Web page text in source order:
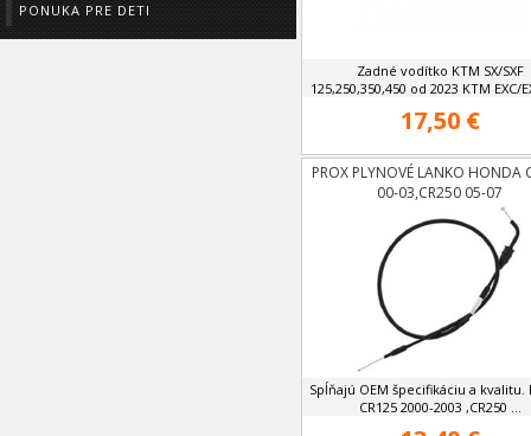
PONUKA PRE DETI
Zadné vodítko KTM SX/SXF
125,250,350,450 od 2023 KTM EXC/
17,50 €
PROX PLYNOVÉ LANKO HONDA
00-03,CR250 05-07
Spĺňajú OEM špecifikáciu a kvalitu.
CR125 2000-2003 ,CR250 ...